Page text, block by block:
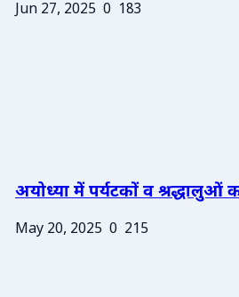
Jun 27, 2025 0 183
अयोध्या में पर्यटकों व श्रद्धालुओं
May 20, 2025 0 215